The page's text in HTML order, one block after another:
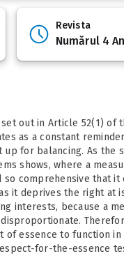
Revista
Numărul 4
out in Article 52(1) of
as a constant
for balancing. As the
shows, where a
comprehensive that
it deprives the right at
interests, because a
essence to function
for-the-essence